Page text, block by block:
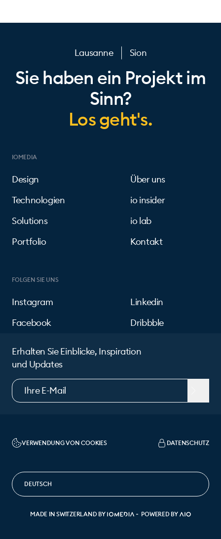
Lausanne Sion
Sie haben ein Projekt im
Sinn?
Los geht's.
IOMEDIA
Design
Technologien
Solutions
Portfolio
Über uns
io insider
io lab
Kontakt
FOLGEN SIE UNS
Instagram
Facebook
Linkedin
Dribbble
Erhalten Sie Einblicke, Inspiration
und Updates
VERWENDUNG VON COOKIES DATENSCHUTZ
MADE IN SWITZERLAND BY POWERED BY
SPRACHE ÄNDERN